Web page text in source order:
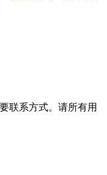
联系方式。请所有用